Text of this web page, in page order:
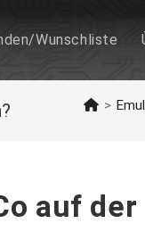
Wunschliste
>
auf der